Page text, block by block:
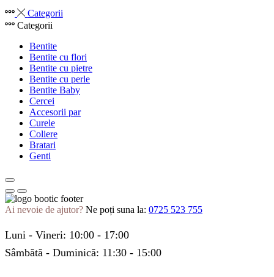
Categorii
Categorii
Bentite
Bentite cu flori
Bentite cu pietre
Bentite cu perle
Bentite Baby
Cercei
Accesorii par
Curele
Coliere
Bratari
Genti
Ai nevoie de ajutor? Ne poți suna la: 0725 523 755
Luni - Vineri: 10:00 - 17:00
Sâmbătă - Duminică: 11:30 - 15:00